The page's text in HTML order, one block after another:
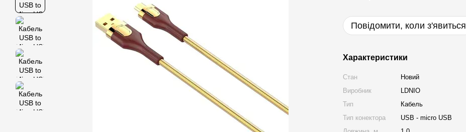
Повідомити, коли з'явиться
Характеристики
Стан
Новий
Виробник
LDNIO
Тип
Кабель
Тип конектора
USB - micro USB